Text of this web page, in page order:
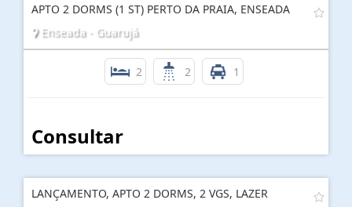
APTO 2 DORMS (1 ST) PERTO DA PRAIA, ENSEADA
Enseada - Guarujá
2 2 1
Consultar
LANÇAMENTO, APTO 2 DORMS, 2 VGS, LAZER